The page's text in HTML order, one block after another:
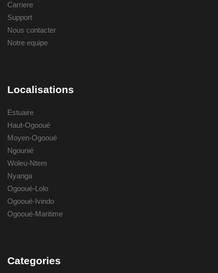
Carriere
Support
Nous contacter
Notre equipe
Localisations
Estuaire
Haut-Ogooué
Moyen-Ogooué
Ngounié
Woleu-Ntem
Nyanga
Ogooué-Lolo
Ogooué-Ivindo
Ogooué-Maritime
Categories